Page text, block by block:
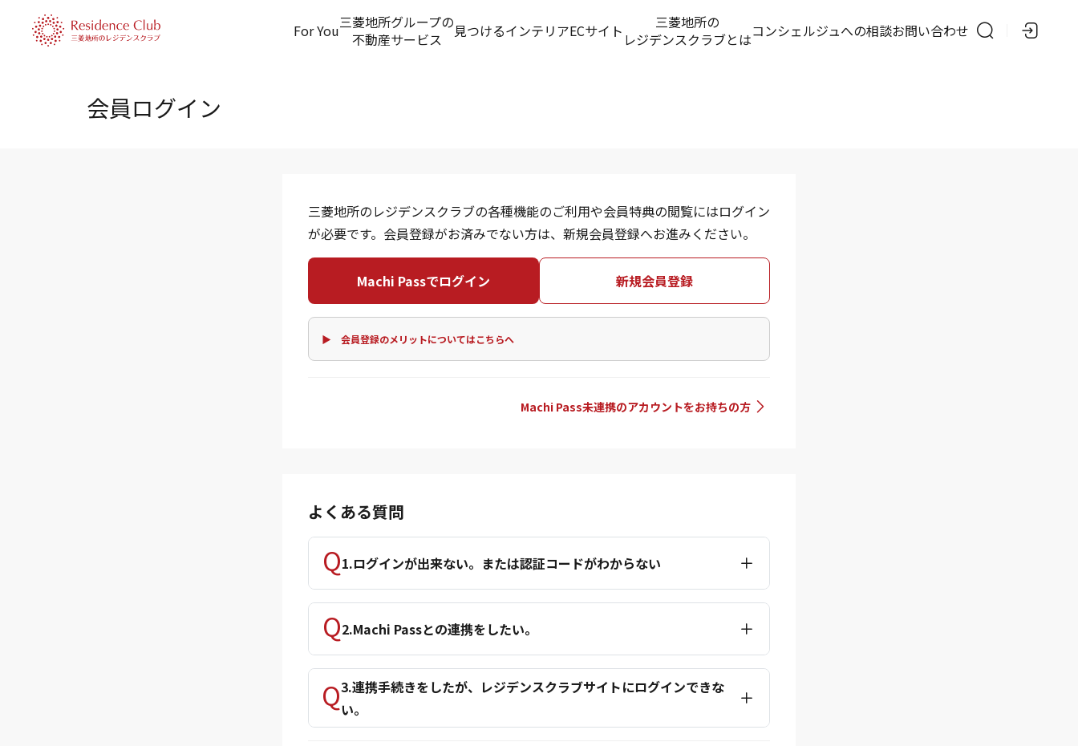
For You三菱地所グループの
不動産サービス
見つけるインテリアECサイト
三菱地所の
レジデンスクラブとはコンシェルジュへの相談お問い合わせ
会員ログイン
三菱地所のレジデンスクラブの各種機能のご利用や会員特典の閲覧にはログイン
が必要です。会員登録がお済みでない方は、新規会員登録へお進みください。
Machi Passでログイン 新規会員登録
▶ 会員登録のメリットについてはこちらへ
Machi Pass未連携のアカウントをお持ちの方
よくある質問
1.ログインが出来ない。または認証コードがわからない
2.Machi Passとの連携をしたい。
3.連携手続きをしたが、レジデンスクラブサイトにログインできな
い。